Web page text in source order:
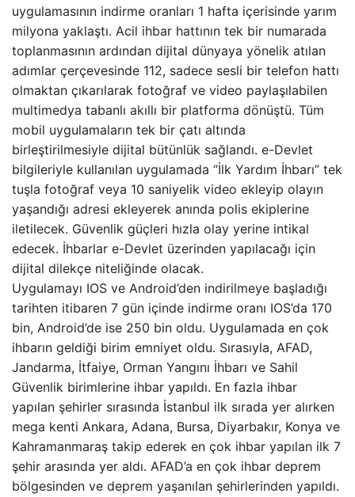
uygulamasının indirme oranları 1 hafta içerisinde yarım
milyona yaklaştı. Acil ihbar hattının tek bir numarada
toplanmasının ardından dijital dünyaya yönelik atılan
adımlar çerçevesinde 112, sadece sesli bir telefon hattı
olmaktan çıkarılarak fotoğraf ve video paylaşılabilen
multimedya tabanlı akıllı bir platforma dönüştü. Tüm
mobil uygulamaların tek bir çatı altında
birleştirilmesiyle dijital bütünlük sağlandı. e-Devlet
bilgileriyle kullanılan uygulamada “İlk Yardım İhbarı” tek
tuşla fotoğraf veya 10 saniyelik video ekleyip olayın
yaşandığı adresi ekleyerek anında polis ekiplerine
iletilecek. Güvenlik güçleri hızla olay yerine intikal
edecek. İhbarlar e-Devlet üzerinden yapılacağı için
dijital dilekçe niteliğinde olacak.
Uygulamayı IOS ve Android’den indirilmeye başladığı
tarihten itibaren 7 gün içinde indirme oranı IOS’da 170
bin, Android’de ise 250 bin oldu. Uygulamada en çok
ihbarın geldiği birim emniyet oldu. Sırasıyla, AFAD,
Jandarma, İtfaiye, Orman Yangını İhbarı ve Sahil
Güvenlik birimlerine ihbar yapıldı. En fazla ihbar
yapılan şehirler sırasında İstanbul ilk sırada yer alırken
mega kenti Ankara, Adana, Bursa, Diyarbakır, Konya ve
Kahramanmaraş takip ederek en çok ihbar yapılan ilk 7
şehir arasında yer aldı. AFAD’a en çok ihbar deprem
bölgesinden ve deprem yaşanılan şehirlerinden yapıldı.